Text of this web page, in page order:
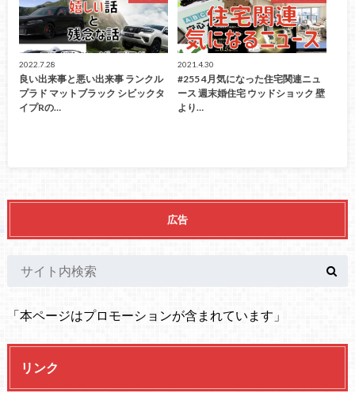
2022.7.28
良い出来事と悪い出来事 ランクル
プラド マットブラック シビックタ
イプRの…
2021.4.30
#255 4月気になった住宅関連ニュ
ース 週末婚住宅 ウッドショック 壁
より…
広告
「本ページはプロモーションが含まれています」
リンク